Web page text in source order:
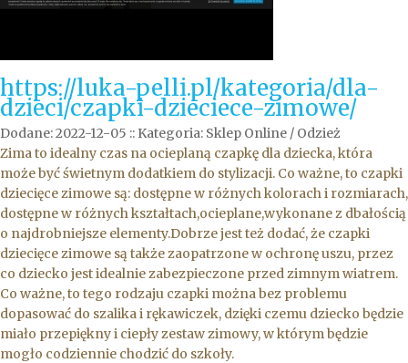
https://luka-pelli.pl/kategoria/dla-
dzieci/czapki-dzieciece-zimowe/
Dodane: 2022-12-05 :: Kategoria: Sklep Online / Odzież
Zima to idealny czas na ocieplaną czapkę dla dziecka, która
może być świetnym dodatkiem do stylizacji. Co ważne, to czapki
dziecięce zimowe są: dostępne w różnych kolorach i rozmiarach,
dostępne w różnych kształtach,ocieplane,wykonane z dbałością
o najdrobniejsze elementy.Dobrze jest też dodać, że czapki
dziecięce zimowe są także zaopatrzone w ochronę uszu, przez
co dziecko jest idealnie zabezpieczone przed zimnym wiatrem.
Co ważne, to tego rodzaju czapki można bez problemu
dopasować do szalika i rękawiczek, dzięki czemu dziecko będzie
miało przepiękny i ciepły zestaw zimowy, w którym będzie
mogło codziennie chodzić do szkoły.